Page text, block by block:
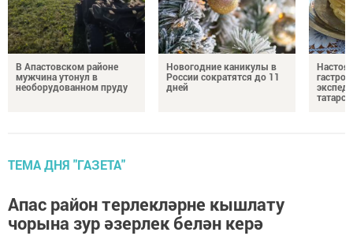
В Апастовском районе
мужчина утонул в
необорудованном пруду
Новогодние каникулы в
России сократятся до 11
дней
ТЕМА ДНЯ "ГАЗЕТА"
Апас район терлекләрне кышлату
чорына зур әзерлек белән керә